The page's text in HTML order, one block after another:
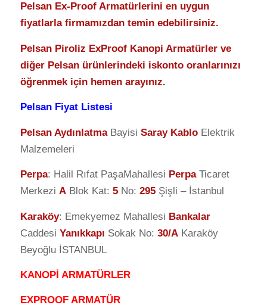
Pelsan Ex-Proof Armatürlerini en uygun
fiyatlarla firmamızdan temin edebilirsiniz.
Pelsan Piroliz ExProof Kanopi Armatürler ve
diğer Pelsan ürünlerindeki iskonto oranlarınızı
öğrenmek için hemen arayınız.
Pelsan Fiyat Listesi
Pelsan Aydınlatma Bayisi Saray Kablo Elektrik
Malzemeleri
Perpa: Halil Rıfat PaşaMahallesi PerpaTicaret
Merkezi ABlok Kat: 5No: 295Şişli – İstanbul
Karaköy: Emekyemez Mahallesi Bankalar
Caddesi Yanıkkapı Sokak No: 30/AKaraköy
Beyoğlu İSTANBUL
KANOPİ ARMATÜRLER
EXPROOF ARMATÜR